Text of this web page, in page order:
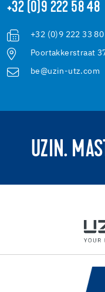
+32 (0)9 222 58 48
+32 (0)9 222 33 80
Poortakkerstraat
be@uzin-utz.com
UZIN.